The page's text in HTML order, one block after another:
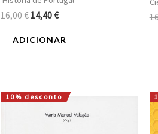
16,00€14,40€
ADICIONAR
10% desconto
O
preço
O
preço
atual